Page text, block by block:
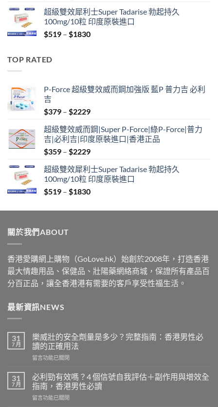
$829
through
$2129
超級雙效犀利士Super Tadarise 勃起持久
100mg/10粒 印度原裝進口
$519 – $1830Price
TOP RATED
P-Force 超級雙效威而鋼加強版 藍P 普力吉 必利
吉
$379 – $2229Price
$379
through
$2229
超級雙效威而鋼|Super P-Force|綠P-Force|普力
吉|必利吉|印度原裝進口|香港正品
$359 – $2229Price
$359
through
$2229
超級雙效犀利士Super Tadarise 勃起持久
100mg/10粒 印度原裝進口
$519 – $1830Price
$519
關於我們ABOUT
香港愛購網上購物（GoLove.hk）始創於2008年，打造香港
最大情趣用品、保健品、壯陽藥網絡商城，保證所有產品百
分百正品，讓全香港港有需要的客戶享受性福生活。
最新資訊NEWS
31
7 月
樂威壯的安全劑量是多少？完整指南：香港男性必
讀的正確用法
在
威
壯
的
安
留言功能已關閉
31
7 月
必利勁有效嗎？4 個信號自我評估＋副作用與增效全
指南，香港男性必讀
在
留言功能已關閉